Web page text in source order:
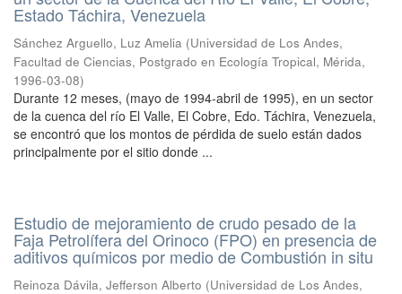
Estado Táchira, Venezuela
Sánchez Arguello, Luz Amelia (Universidad de Los Andes,
Facultad de Ciencias, Postgrado en Ecología Tropical, Mérida,
1996-03-08)
Durante 12 meses, (mayo de 1994-abril de 1995), en un sector
de la cuenca del río El Valle, El Cobre, Edo. Táchira, Venezuela,
se encontró que los montos de pérdida de suelo están dados
principalmente por el sitio donde ...
Estudio de mejoramiento de crudo pesado de la
Faja Petrolífera del Orinoco (FPO) en presencia de
aditivos químicos por medio de Combustión in situ
Reinoza Dávila, Jefferson Alberto (Universidad de Los Andes,